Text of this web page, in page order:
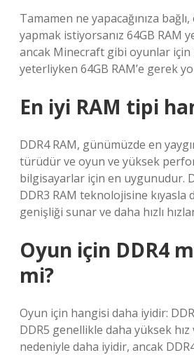
Tamamen ne yapacağınıza
yapmak istiyorsanız 64GB RAM
ancak Minecraft gibi oyunlar için
yeterliyken 64GB RAM’e gerek
En iyi RAM tipi
DDR4 RAM, günümüzde en
türüdür ve oyun ve yüksek
bilgisayarlar için en uygunudur.
DDR3 RAM teknolojisine kıyasla
genişliği sunar ve daha hızlı
Oyun için DDR4
mi?
Oyun için hangisi daha iyidir:
DDR5 genellikle daha yüksek
nedeniyle daha iyidir, ancak